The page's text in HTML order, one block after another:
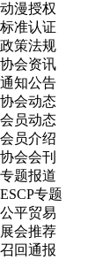
动漫授权
标准认证
政策法规
协会资讯
通知公告
协会动态
会员动态
会员介绍
协会会刊
专题报道
ESCP专题
公平贸易
展会推荐
召回通报